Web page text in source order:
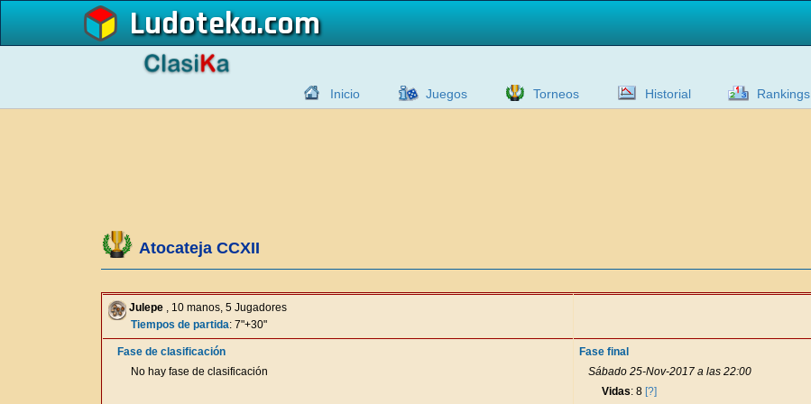
Ludoteka
Inicio Juegos Torneos Historial Rankings
Atocateja CCXII
Julepe , 10 manos, 5 Jugadores
Tiempos de partida: 7"+30"
Fase de clasificación
No hay fase de clasificación
Fase final
Sábado 25-Nov-2017 a las 22:00
Vidas: 8 [?]